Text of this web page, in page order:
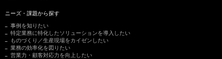
ニーズ・課題から探す
事例を知りたい
特定業務に特化したソリューションを導入したい
ものづくり／生産現場をカイゼンしたい
業務の効率化を図りたい
営業力・顧客対応力を向上したい